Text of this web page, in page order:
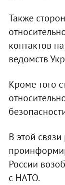
Также
контактов
ведомств
Кроме того
В этой
России
с НАТО.